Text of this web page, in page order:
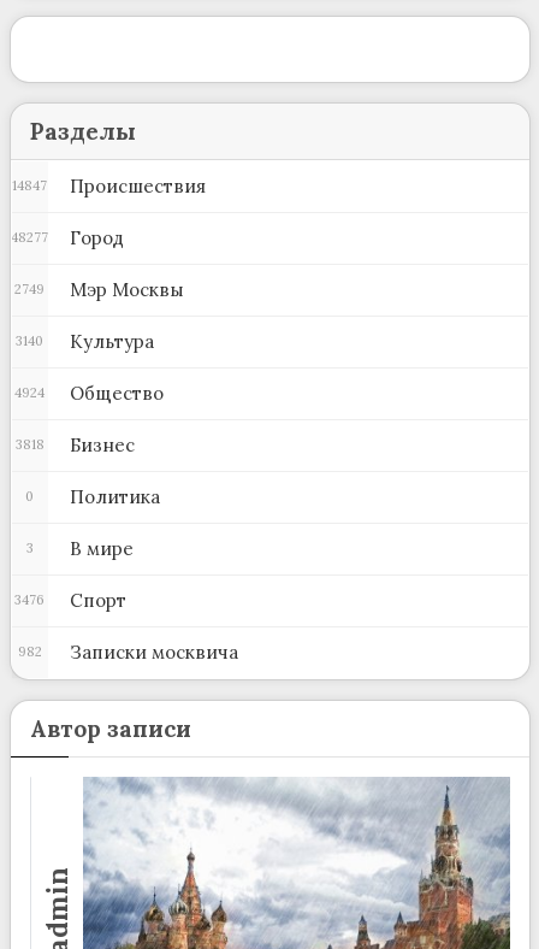
Разделы
Происшествия
14847
Город
48277
Мэр Москвы
2749
Культура
3140
Общество
4924
Бизнес
3818
Политика
0
В мире
3
Спорт
3476
Записки москвича
982
Автор записи
admin